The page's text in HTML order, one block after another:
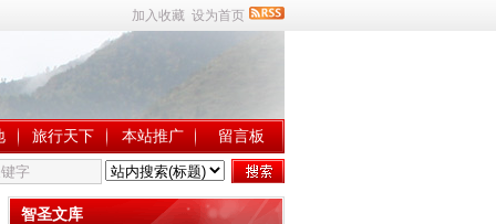
加入收藏 设为首页
旅行天下 本站推广 留言板
智圣文库